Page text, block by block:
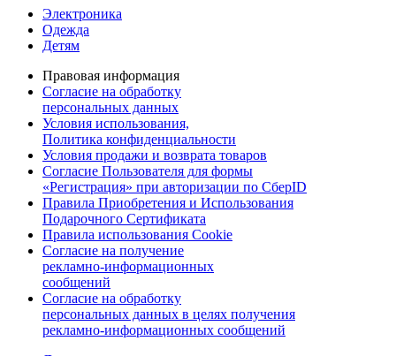
Электроника
Одежда
Детям
Правовая информация
Согласие на обработку
персональных данных
Условия использования,
Политика конфиденциальности
Условия продажи и возврата товаров
Согласие Пользователя для формы
«Регистрация» при авторизации по СберID
Правила Приобретения и Использования
Подарочного Сертификата
Правила использования Cookie
Согласие на получение
рекламно-информационных
сообщений
Согласие на обработку
персональных данных в целях получения
рекламно-информационных сообщений